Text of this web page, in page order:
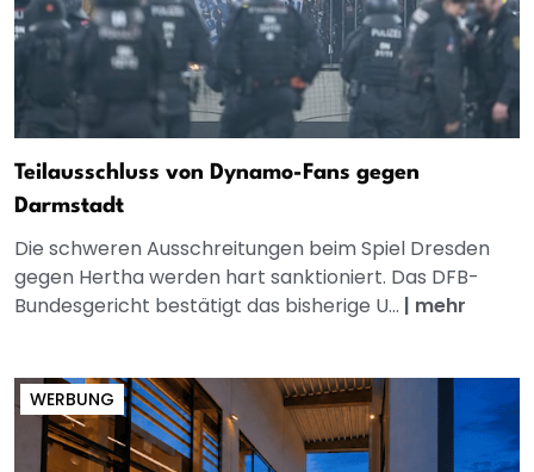
Teilausschluss von Dynamo-Fans gegen
Darmstadt
Die schweren Ausschreitungen beim Spiel Dresden
gegen Hertha werden hart sanktioniert. Das DFB-
Bundesgericht bestätigt das bisherige U... | mehr
WERBUNG